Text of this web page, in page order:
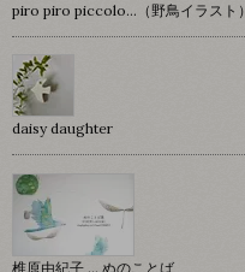
piro piro piccolo…（野鳥イラスト）
daisy daughter
椎原由紀子 ... ぬのことば